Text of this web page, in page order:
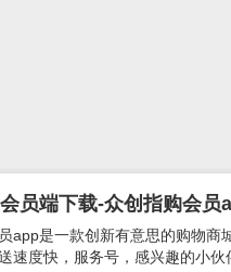
员端下载-众创指购会
app是一款创新有意思的购物商
速度快，服务号，感兴趣的小伙